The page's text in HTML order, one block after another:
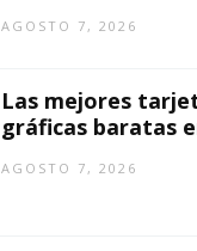
AGOSTO 7, 2026
Las mejores
gráficas baratas
AGOSTO 7, 2026